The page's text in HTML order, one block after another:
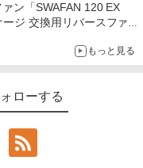
ン「SWAFAN 120 EX
ジ 交換用リバースファ
もっと見る
ローする